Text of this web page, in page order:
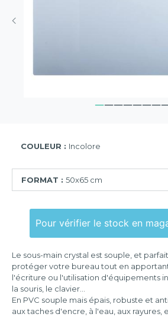
COULEUR : Incolore
FORMAT : 50x65 cm
43x90
50x65
Le sous-main crystal est souple, et
protéger votre bureau tout en
l'écriture ou l'utilisation d'équipements
la souris, le clavier...
En PVC souple mais épais, robuste et
aux taches d'encre, à l'eau, aux rayures,